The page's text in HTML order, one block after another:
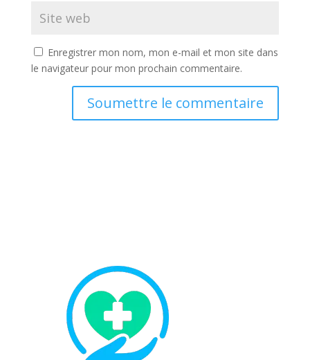
Enregistrer mon nom, mon e-mail et mon site dans
le navigateur pour mon prochain commentaire.
Soumettre le commentaire